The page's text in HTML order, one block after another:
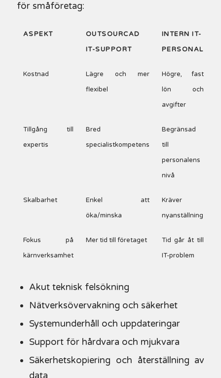
för småföretag:
ASPEKT
OUTSOURCAD
IT-SUPPORT
INTERN IT-
PERSONAL
Kostnad
Lägre och mer
flexibel
Högre, fast
lön och
avgifter
Tillgång till
expertis
Bred
specialistkompetens
Begränsad
till
personalens
nivå
Skalbarhet
Enkel att
öka/minska
Kräver
nyanställning
Fokus på
kärnverksamhet
Mer tid till företaget
Tid går åt till
IT-problem
Akut teknisk felsökning
Nätverksövervakning och säkerhet
Systemunderhåll och uppdateringar
Support för hårdvara och mjukvara
Säkerhetskopiering och återställning av
data